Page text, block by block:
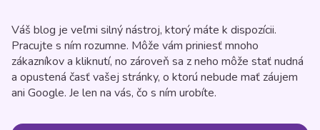
Váš blog je veľmi silný nástroj, ktorý máte k dispozícii.
Pracujte s ním rozumne. Môže vám priniesť mnoho
zákazníkov a kliknutí, no zároveň sa z neho môže stať nudná
a opustená časť vašej stránky, o ktorú nebude mať záujem
ani Google. Je len na vás, čo s ním urobíte.